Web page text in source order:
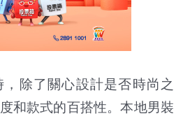
除了關心設計是否時尚之
和款式的百搭性。本地男裝